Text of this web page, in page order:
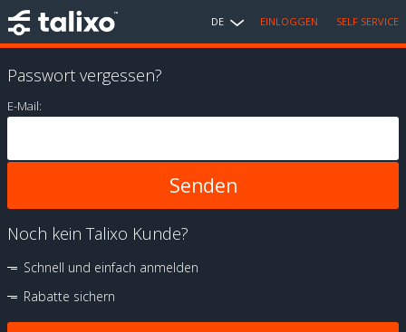
DE EINLOGGEN SELF SERVICE
Passwort vergessen?
E-Mail:
Noch kein Talixo Kunde?
Schnell und einfach anmelden
Rabatte sichern